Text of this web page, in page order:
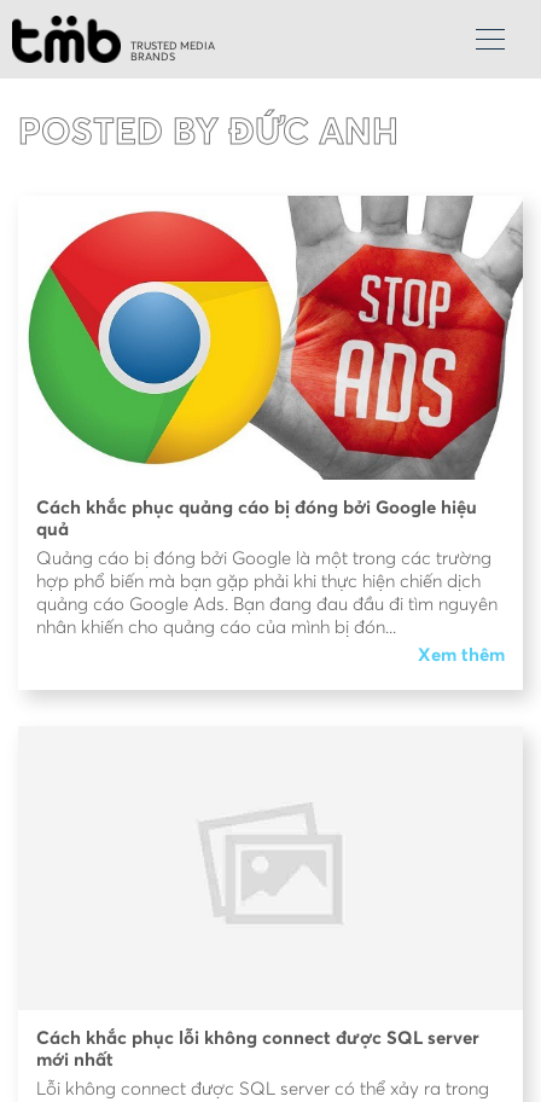
TRUSTED MEDIA
BRANDS
POSTED BY ĐỨC ANH
Cách khắc phục quảng cáo bị đóng bởi Google hiệu
quả
Quảng cáo bị đóng bởi Google là một trong các trường
hợp phổ biến mà bạn gặp phải khi thực hiện chiến dịch
quảng cáo Google Ads. Bạn đang đau đầu đi tìm nguyên
nhân khiến cho quảng cáo của mình bị đón...
Xem thêm
Cách khắc phục lỗi không connect được SQL server
mới nhất
Lỗi không connect được SQL server có thể xảy ra trong